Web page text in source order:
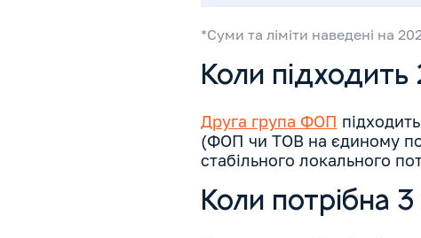
*Суми та ліміти наведені на
Коли підходить
Друга група ФОП
(ФОП чи ТОВ на єдиному
стабільного локального
Коли потрібна 3